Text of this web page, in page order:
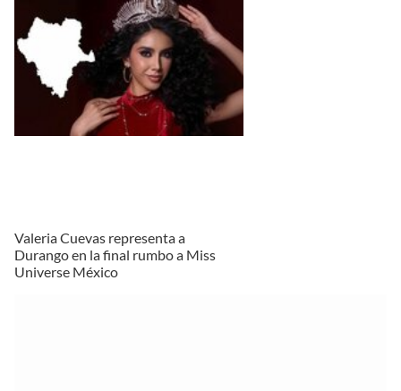
Valeria Cuevas representa a
Durango en la final rumbo a Miss
Universe México